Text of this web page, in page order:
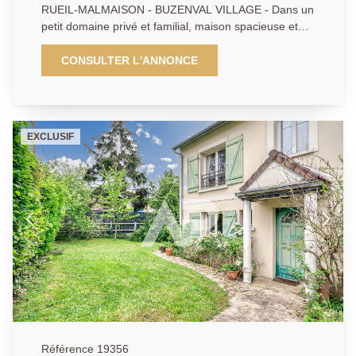
RUEIL-MALMAISON - BUZENVAL VILLAGE - Dans un
petit domaine privé et familial, maison spacieuse et
fonctionnelle (classée D) d'environ 130m2 en métrage
Carrez (surface totale 212 m2) implantée sur un
terrain de 320 m2 en exposition Est-Ouest. Une belle
une salle à manger en ouverture sur la terrasse et le
jardin. La cuisine équipée propose un coin dinatoire
(possibilité d'ouverture vers la salle à manger).
toilettes. L'étage offre 3 chambres (11/12,5 et
12,5m2) dont une avec sa salle d'eau et un dressing
et une avec sa terrasse privative. Nombreux placards.
Une salle de bains avec dressing. Toilettes. En dernier
étage sous combles une chambre spacieuse de 18m2
(26m2 au sol) avec possibilité d'y ajouter une salle
d'eau. Le sous-sol de 80m2 s'organise en 2 pièces de
stockage, une buanderie et une cave à vins. Garage
de plain pied et un place extérieure. A toute proximité
réputées et privées de Daniélou et Passy Buzenval et
CONSULTER L'ANNONCE
EXCLUSIF
Référence 19356